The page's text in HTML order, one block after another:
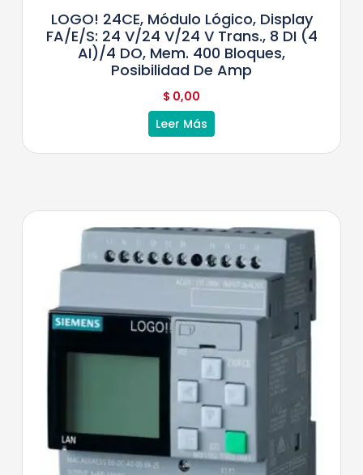
LOGO! 24CE, Módulo Lógico, Display
FA/E/S: 24 V/24 V/24 V Trans., 8 DI (4
AI)/4 DO, Mem. 400 Bloques,
Posibilidad De Amp
$ 0,00
Leer Más